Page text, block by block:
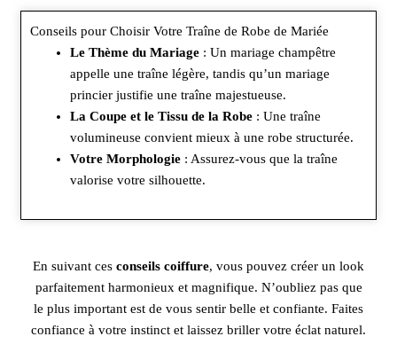
Conseils pour Choisir Votre Traîne de Robe de Mariée
Le Thème du Mariage : Un mariage champêtre
appelle une traîne légère, tandis qu’un mariage
princier justifie une traîne majestueuse.
La Coupe et le Tissu de la Robe : Une traîne
volumineuse convient mieux à une robe structurée.
Votre Morphologie : Assurez-vous que la traîne
valorise votre silhouette.
En suivant ces conseils coiffure, vous pouvez créer un look
parfaitement harmonieux et magnifique. N’oubliez pas que
le plus important est de vous sentir belle et confiante. Faites
confiance à votre instinct et laissez briller votre éclat naturel.